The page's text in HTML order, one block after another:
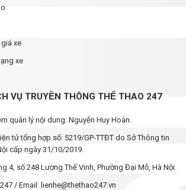
xe
xe
VỤ TRUYỀN THÔNG THỂ THAO 247
quản lý nội dung: Nguyễn Huy Hoàn.
tử tổng hợp số: 5219/GP-TTĐT do Sở Thông tin
cấp ngày 31/10/2019.
4, số 248 Lương Thế Vinh, Phường Đại Mỗ, Hà Nội.
/ Email: lienhe@thethao247.vn